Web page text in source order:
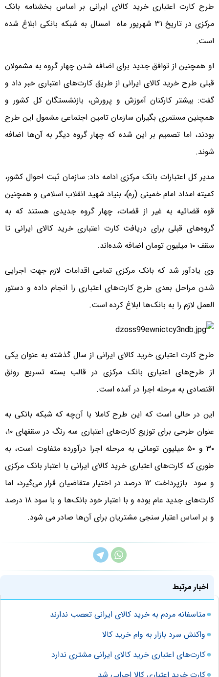
طرح کارت‌ اعتباری خرید کالای ایرانی بر اساس بخشنامه بانک
مرکزی در تاریخ ۳۱ شهریور ماه امسال به شبکه بانکی ابلاغ شده
است.
او همچنین از توافق جدید برای اضافه شدن چهار گروه به مشمولان
قبلی طرح خرید کالای ایرانی از طریق کارت‌های اعتباری خبر داد و
گفت: بیشتر کارکنان آموزش و پرورش، بازنشستگان کل کشور و
همچنین مستمری بگیران سازمان تامین اجتماعی مشمول این طرح
بودند، اما تصمیم بر این شده که چهار گروه دیگر به آن‌ها اضافه
شوند.
مدیر کل اعتبارات بانک مرکزی ادامه داد: سازمان ثبت احوال کشور،
کمیته امداد امام خمینی (ره)، بنیاد شهید انقلاب اسلامی و همچنین
قوه قضائیه به غیر از قضات، چهار گروه جدیدی هستند که به
گروه‌های قبلی برای دریافت کارت اعتباری خرید کالای ایرانی تا
سقف ۱۰ میلیون تومان اضافه شده‌اند.
وی یادآور شد که بانک مرکزی تمامی اقدامات لازم جهت اجرایی
شدن مراحل بعدی طرح کارت‌های اعتباری را انجام داده و دستور
العمل لازم را به بانک‌ها ابلاغ کرده است.
طرح کارت اعتباری خرید کالای ایرانی از سال گذشته به عنوان یکی
از طرح‌های اعتباری بانک مرکزی در قالب بسته تسریع رونق
اقتصادی به مرحله اجرا در آمده است.
این در حالی است که این طرح کاملا با آن‌چه که شبکه بانکی به
عنوان طرحی برای توزیع کارت‌های اعتباری سه رنگ در سقفهای ۱۰،
۳۰ و ۵۰ میلیون تومانی به مرحله اجرا درآورده متفاوت است، به
طوری که کارت‌های اعتباری خرید کالای ایرانی با اعتبار بانک مرکزی
و سود بازپرداخت ۱۲ درصد در اختیار متقاضیان قرار می‌گیرد، اما
کارت‌های جدید عام بوده و با اعتبار خود بانک‌ها و با سود ۱۸ درصد
و بر اساس اعتبار سنجی مشتریان برای آن‌ها صادر می شود.
اخبار مرتبط
متاسفانه مردم به خرید کالای ایرانی تعصب ندارند
واکنش سرد بازار به وام خرید کالا
کارت‌های اعتباری خرید کالای ایرانی مشتری ندارد